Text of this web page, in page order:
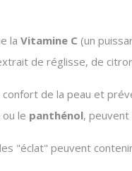
la Vitamine C (un
de réglisse, de
confort de la peau et
ou le panthénol,
"éclat" peuvent